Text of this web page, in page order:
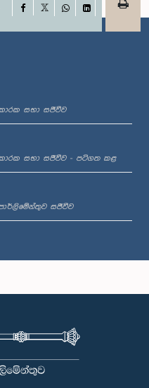
Facebook
WhatsApp
LinkedIn
සභා සජීවීව
සභා සජීවීව - පටිගත කළ
සජීවීව